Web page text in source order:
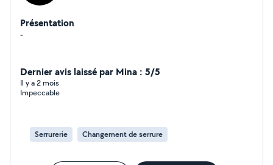
Présentation
-
Dernier avis laissé par Mina : 5/5
Il y a 2 mois
Impeccable
Serrurerie Changement de serrure